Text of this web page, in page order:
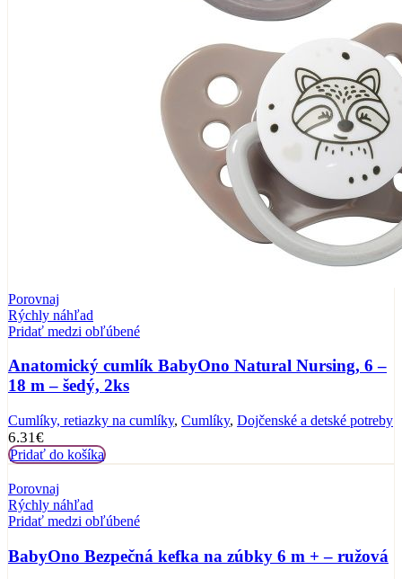
Porovnaj
Rýchly náhľad
Pridať medzi obľúbené
Anatomický cumlík BabyOno Natural Nursing, 6 –
18 m – šedý, 2ks
Cumlíky, retiazky na cumlíky, Cumlíky, Dojčenské a detské potreby
6.31€
Pridať do košíka
Porovnaj
Rýchly náhľad
Pridať medzi obľúbené
BabyOno Bezpečná kefka na zúbky 6 m + – ružová